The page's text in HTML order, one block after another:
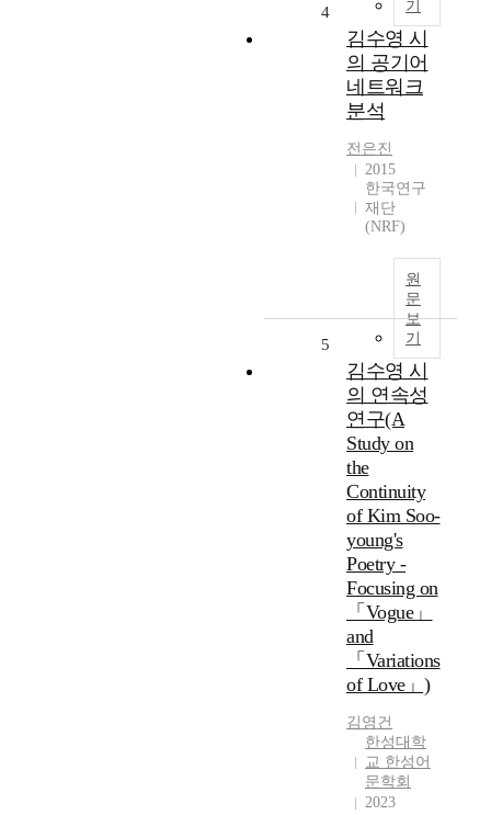
기
4
김수영 시
의 공기어
네트워크
분석
전은진
2015
한국연구
재단
(NRF)
원
문
보
기
5
김수영 시
의 연속성
연구(A
Study on
the
Continuity
of Kim Soo-
young's
Poetry -
Focusing on
「Vogue」
and
「Variations
of Love」)
김영건
한성대학
교 한성어
문학회
2023